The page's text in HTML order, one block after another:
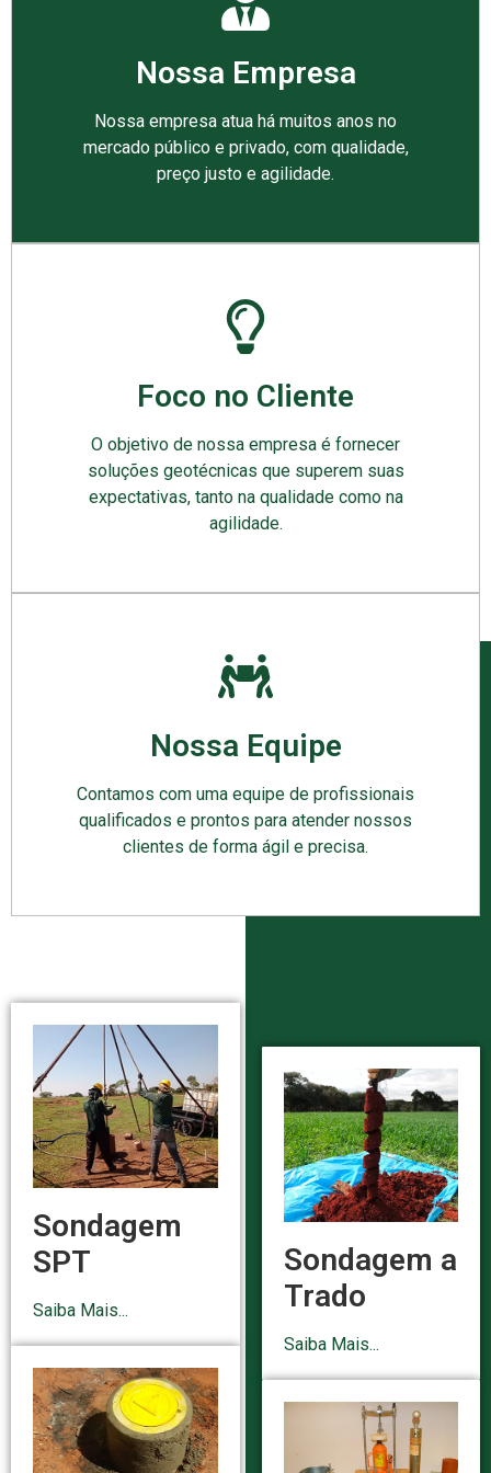
Nossa Empresa
Nossa empresa atua há muitos anos no
mercado público e privado, com qualidade,
preço justo e agilidade.
Foco no Cliente
O objetivo de nossa empresa é fornecer
soluções geotécnicas que superem suas
expectativas, tanto na qualidade como na
agilidade.
Nossa Equipe
Contamos com uma equipe de profissionais
qualificados e prontos para atender nossos
clientes de forma ágil e precisa.
Sondagem
SPT
Saiba Mais...
Sondagem a
Trado
Saiba Mais...